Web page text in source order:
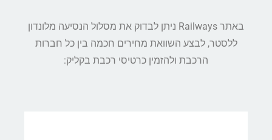
באתר Railways ניתן לבדוק את מסלול הנסיעה מלונדון
ללסטר, לבצע השוואת מחירים חכמה בין כל חברות
הרכבת ולהזמין כרטיסי רכבת בקליק: